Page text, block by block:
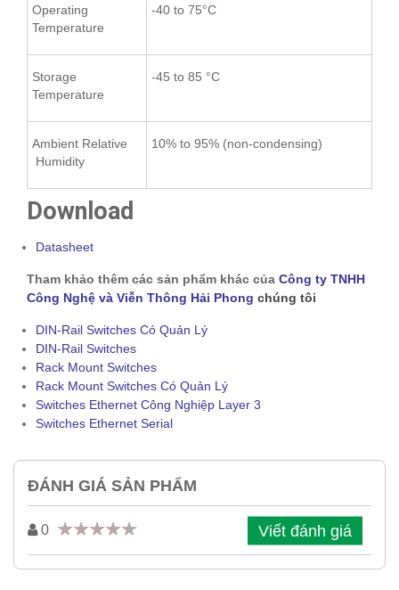
Operating
Temperature
-40 to 75°C
Storage
Temperature
-45 to 85 °C
Ambient Relative
Humidity
10% to 95% (non-condensing)
Download
Datasheet
Tham khảo thêm các sản phẩm khác của Công ty TNHH
Công Nghệ và Viễn Thông Hải Phong chúng tôi
DIN-Rail Switches Có Quản Lý
DIN-Rail Switches
Rack Mount Switches
Rack Mount Switches Có Quản Lý
Switches Ethernet Công Nghiệp Layer 3
Switches Ethernet Serial
ĐÁNH GIÁ SẢN PHẨM
0 Viết đánh giá